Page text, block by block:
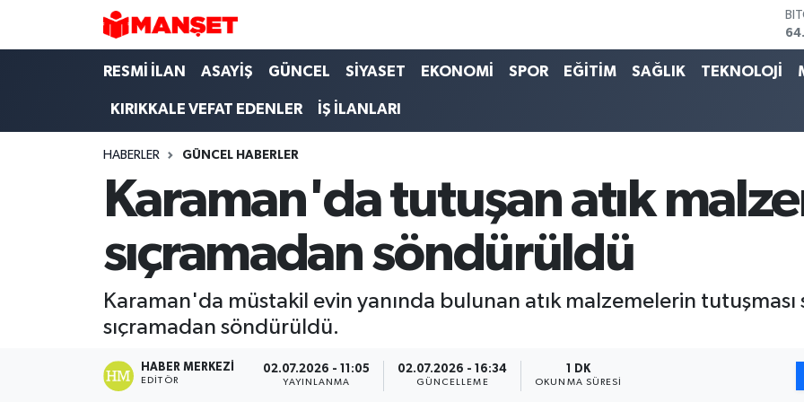
RESMİ İLAN ASAYİŞ GÜNCEL SİYASET EKONOMİ SPOR EĞİTİM SAĞLIK TEKNOLOJİ
KIRIKKALE VEFAT EDENLER İŞ İLANLARI
HABERLER GÜNCEL HABERLER
Karaman'da tutuşan atık
sıçramadan söndürüldü
Karaman'da müstakil evin yanında bulunan atık malzemelerin tutuşması
sıçramadan söndürüldü.
HABER MERKEZI
EDITÖR
02.07.2026 - 11:05
YAYINLANMA
02.07.2026 - 16:34
GÜNCELLEME
1 DK
OKUNMA SÜRESI
Hava Durumu
Trafik Durumu
Süper Lig Puan Durumu ve Fikstür
Tüm Manşetler
Son Dakika Haberleri
Haber Arşivi